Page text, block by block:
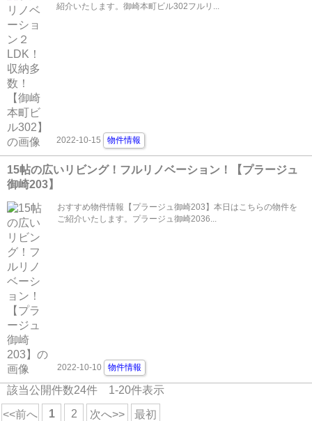
紹介いたします。御崎本町ビル302フルリ...
2022-10-15 物件情報
15帖の広いリビング！フルリノベーション！【プラージュ
御崎203】
おすすめ物件情報【プラージュ御崎203】本日はこちらの物件を
ご紹介いたします。プラージュ御崎2036...
2022-10-10 物件情報
該当公開件数24件 1-20件表示
<<前へ 1 2 次へ>> 最初